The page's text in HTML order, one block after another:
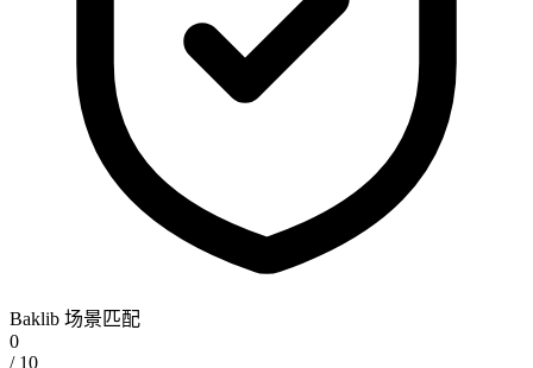
Baklib 场景匹配
0
/ 10